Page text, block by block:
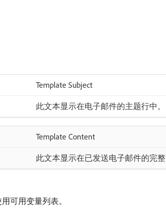
Template Subject
此文本显示在电子邮件的主题行中。
Template Content
此文本显示在已发送电子邮件的完
可用变量列表。